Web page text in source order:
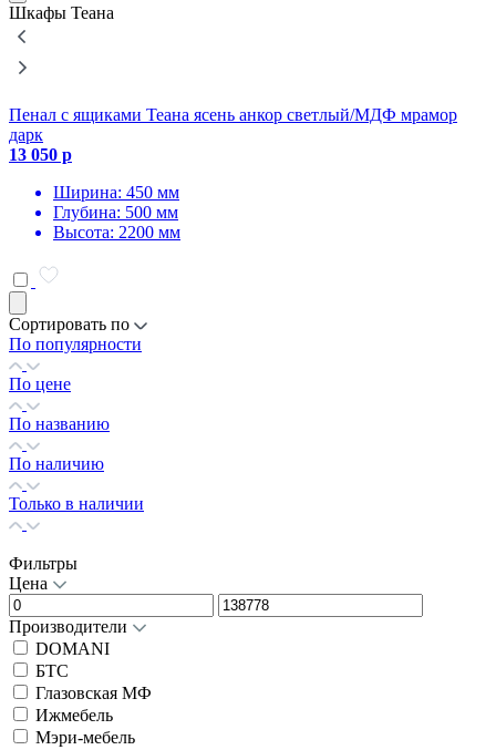
Шкафы Теана
Пенал с ящиками Теана ясень анкор светлый/МДФ мрамор
дарк
13 050 р
Ширина: 450 мм
Глубина: 500 мм
Высота: 2200 мм
Сортировать по
По популярности
По цене
По названию
По наличию
Только в наличии
Фильтры
Цена
Производители
DOMANI
БТС
Глазовская МФ
Ижмебель
Мэри-мебель